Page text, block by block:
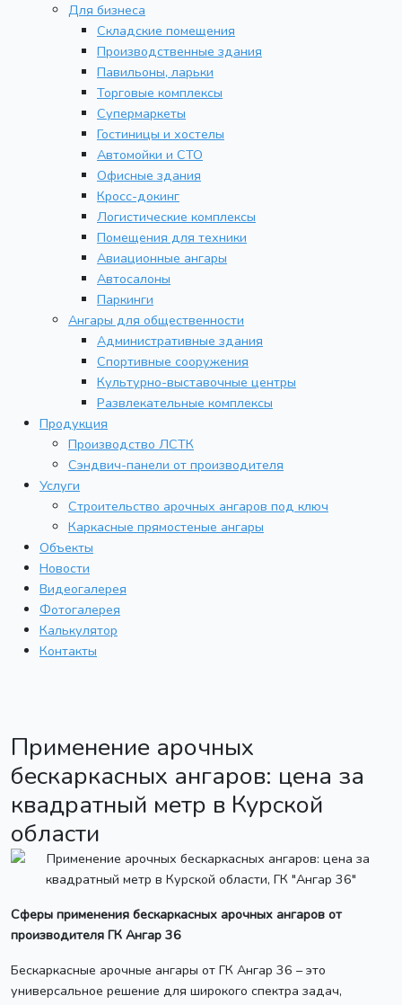
Для бизнеса
Складские помещения
Производственные здания
Павильоны, ларьки
Торговые комплексы
Супермаркеты
Гостиницы и хостелы
Автомойки и СТО
Офисные здания
Кросс-докинг
Логистические комплексы
Помещения для техники
Авиационные ангары
Автосалоны
Паркинги
Ангары для общественности
Административные здания
Спортивные сооружения
Культурно-выставочные центры
Развлекательные комплексы
Продукция
Производство ЛСТК
Сэндвич-панели от производителя
Услуги
Строительство арочных ангаров под ключ
Каркасные прямостеные ангары
Объекты
Новости
Видеогалерея
Фотогалерея
Калькулятор
Контакты
Применение арочных
бескаркасных ангаров: цена за
квадратный метр в Курской
области
Сферы применения бескаркасных арочных ангаров от
производителя ГК Ангар 36
Бескаркасные арочные ангары от ГК Ангар 36 – это
универсальное решение для широкого спектра задач,